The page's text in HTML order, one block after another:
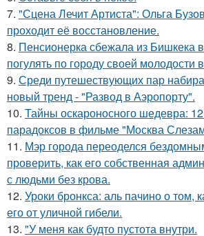
7. "Сцена Лечит Артиста": Ольга
проходит её восстановление.
8. Пенсионерка сбежала из Бишкека
погулять по городу своей молодости
9. Среди путешествующих пар
новый тренд - "Развод в Аэропорту".
10. Тайны оскароносного шедевра:
парадоксов в фильме "Москва
11. Мэр города переоделся
проверить, как его собственная
с людьми без крова.
12. Уроки бронкса: аль пачино о том,
его от уличной гибели.
13. "У меня как будто пустота внутри.